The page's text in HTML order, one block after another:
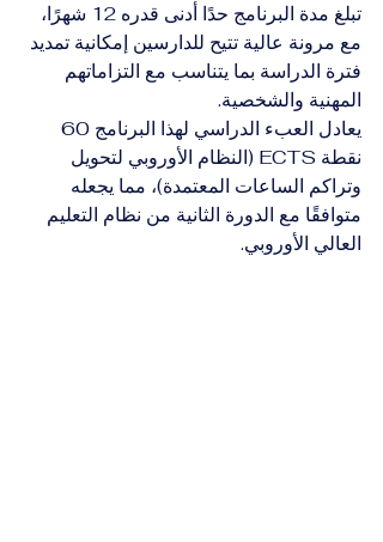
تبلغ مدة البرنامج حدًا أدنى قدره 12 شهرًا،
مع مرونة عالية تتيح للدارسين إمكانية تمديد
فترة الدراسة بما يتناسب مع التزاماتهم
المهنية والشخصية.
نقطة ECTS (النظام الأوروبي لتحويل
وتراكم الساعات المعتمدة)، مما يجعله
متوافقًا مع الدورة الثانية من نظام التعليم
العالي الأوروبي.